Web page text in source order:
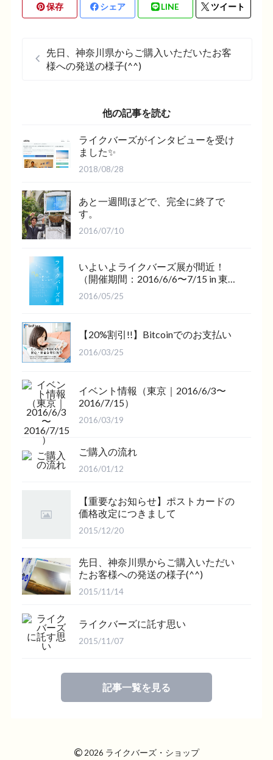
保存 シェア LINE ツイート
先日、神奈川県からご購入いただいたお客
様への発送の様子(^^)
他の記事を読む
ライクバーズがインタビューを受け
ました✨
2018/08/28
あと一週間ほどで、完全に終了で
す。
2016/07/10
いよいよライクバーズ展が間近！
（開催期間：2016/6/6〜7/15 in 東
京）
2016/05/25
【20%割引!!】Bitcoinでのお支払い
2016/03/25
イベント情報（東京｜2016/6/3〜
2016/7/15）
2016/03/19
ご購入の流れ
2016/01/12
【重要なお知らせ】ポストカードの
価格改定につきまして
2015/12/20
先日、神奈川県からご購入いただい
たお客様への発送の様子(^^)
2015/11/14
ライクバーズに託す思い
2015/11/07
記事一覧を見る
© 2026 ライクバーズ・ショップ